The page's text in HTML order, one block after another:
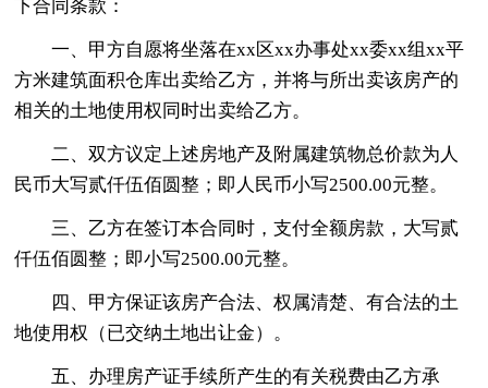
下合同条款：
一、甲方自愿将坐落在xx区xx办事处xx委xx组xx平
方米建筑面积仓库出卖给乙方，并将与所出卖该房产的
相关的土地使用权同时出卖给乙方。
二、双方议定上述房地产及附属建筑物总价款为人
民币大写贰仟伍佰圆整；即人民币小写2500.00元整。
三、乙方在签订本合同时，支付全额房款，大写贰
仟伍佰圆整；即小写2500.00元整。
四、甲方保证该房产合法、权属清楚、有合法的土
地使用权（已交纳土地出让金）。
五、办理房产证手续所产生的有关税费由乙方承